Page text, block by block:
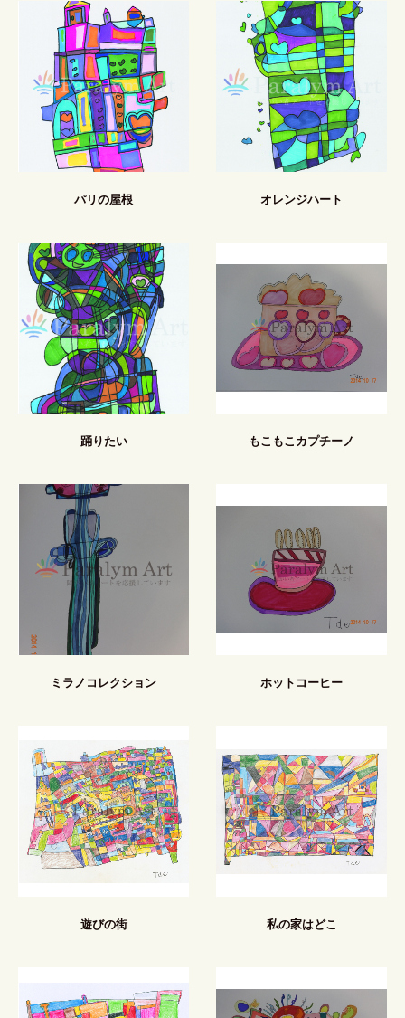
パリの屋根 オレンジハート
踊りたい もこもこカプチーノ
ミラノコレクション ホットコーヒー
遊びの街 私の家はどこ